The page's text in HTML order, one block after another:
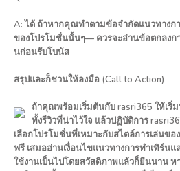
A: ได้ ถ้าหากคุณทำตามข้อจำกัดแนวทางก
ของโปรโมชั่นนั้นๆ— ควรจะอ่านข้อตกลงก
นก่อนรับโบนัส
สรุปและก็ชวนให้ลงมือ (Call to Action)
ถ้าคุณพร้อมเริ่มต้นกับ rasri365 ให้เริ่ม
ทั้งรีวิวที่น่าไว้ใจ แล้วปฏิบัติการ
เลือกโปรโมชั่นที่เหมาะกับสไตล์การเล่นข
ฟรี เสมออ่านเงื่อนไขแนวทางการทำเทิร์น
ใช้งานเป็นไปโดยสวัสดิภาพแล้วก็ยืนนาน